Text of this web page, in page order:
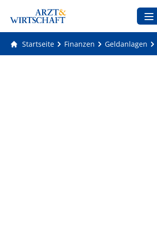
Startseite Finanzen Geldanlagen